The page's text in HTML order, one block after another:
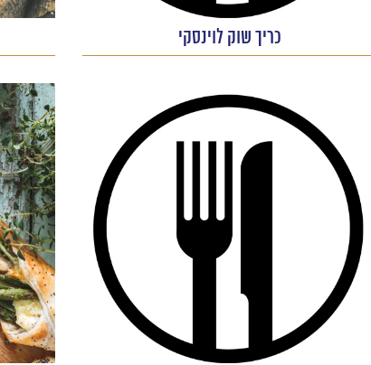
כריך שוק לוינסקי